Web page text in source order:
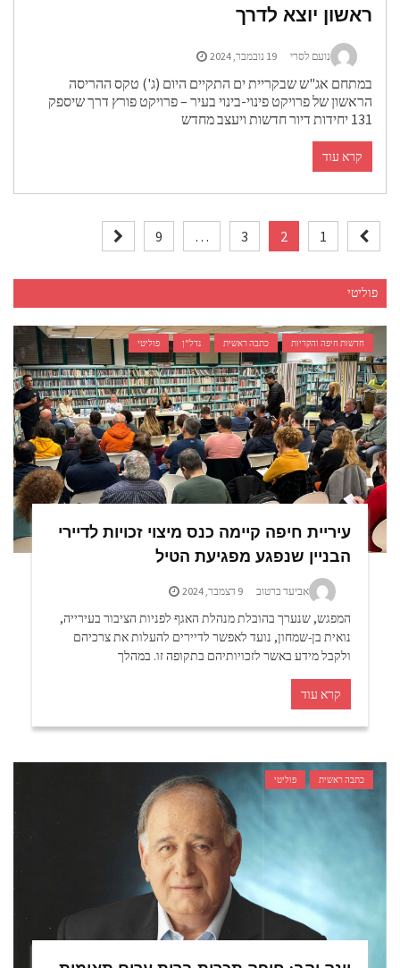
יוצא לדרך
נועם לסרי 19 נובמבר, 2024
אג"ש שבקריית ים התקיים היום (ג') טקס ההריסה
של פרויקט פינוי-בינוי בעיר – פרויקט פורץ דרך שיספק
קרא עוד
חדשות חיפה והקריות כתבה ראשית נדל"ן פוליטי
עיריית חיפה קיימה כנס מיצוי זכויות לדיירי
הבניין שנפגע מפגיעת הטיל
אביעד ברטוב 9 דצמבר, 2024
המפגש, שנערך בהובלת מנהלת האגף לפניות הציבור בעירייה,
נואית בן-שמחון, נועד לאפשר לדיירים להעלות את צרכיהם
ולקבל מידע באשר לזכויותיהם בתקופה זו. במהלך
קרא עוד
כתבה ראשית פוליטי